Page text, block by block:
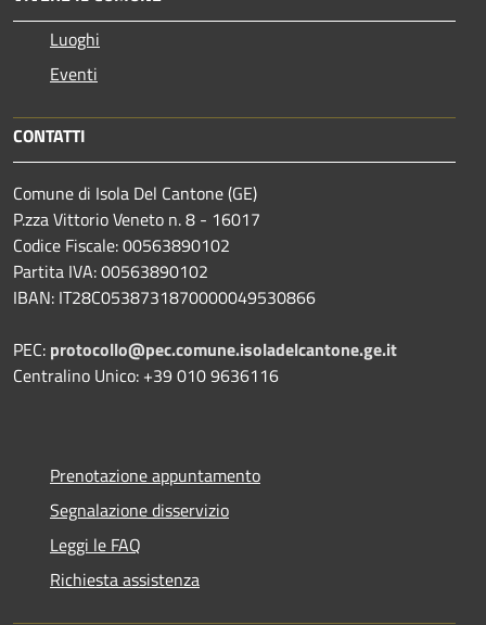
Luoghi
Eventi
CONTATTI
Comune di Isola Del Cantone (GE)
P.zza Vittorio Veneto n. 8 - 16017
Codice Fiscale: 00563890102
Partita IVA: 00563890102
IBAN: IT28C0538731870000049530866
PEC: protocollo@pec.comune.isoladelcantone.ge.it
Centralino Unico: +39 010 9636116
Prenotazione appuntamento
Segnalazione disservizio
Leggi le FAQ
Richiesta assistenza